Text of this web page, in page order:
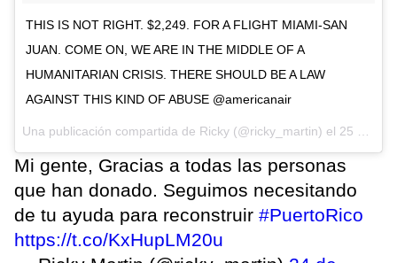
THIS IS NOT RIGHT. $2,249. FOR A FLIGHT MIAMI-SAN
JUAN. COME ON, WE ARE IN THE MIDDLE OF A
HUMANITARIAN CRISIS. THERE SHOULD BE A LAW
AGAINST THIS KIND OF ABUSE @americanair
Una publicación compartida de Ricky (@ricky_martin) el 25 de Sep de 2017 a la(s) 9:24 PDT
Mi gente, Gracias a todas las personas
que han donado. Seguimos necesitando
de tu ayuda para reconstruir #PuertoRico
https://t.co/KxHupLM20u